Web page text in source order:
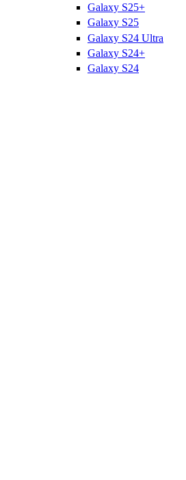
Galaxy S25+
Galaxy S25
Galaxy S24 Ultra
Galaxy S24+
Galaxy S24